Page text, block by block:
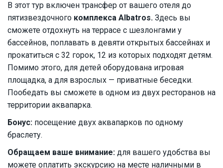
В этот тур включен трансфер от вашего отеля до
пятизвездочного комплекса Albatros. Здесь вы
сможете отдохнуть на террасе с шезлонгами у
бассейнов, поплавать в девяти открытых бассейнах и
прокатиться с 32 горок, 12 из которых подходят детям.
Помимо этого, для детей оборудована игровая
площадка, а для взрослых — приватные беседки.
Пообедать вы сможете в одном из двух ресторанов на
территории аквапарка.
Бонус: посещение двух аквапарков по одному
браслету.
Обращаем ваше внимание: для вашего удобства вы
можете оплатить экскурсию на месте наличными в